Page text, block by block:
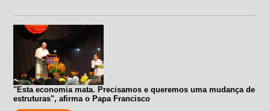
"Esta economia mata. Precisamos e queremos uma mudança de
estruturas", afirma o Papa Francisco